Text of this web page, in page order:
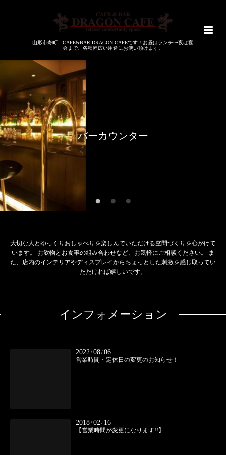
山形市寿町 CAFE&BAR DRAGON CAFEです！お昼はランチ〜夜は宴
会まで、各種幅広い用途にお使い頂けます。
バーカウンター
大切な人とゆっくりおしゃべりを楽しんでいただける空間づくりを心がけて
います。 お飲物とお食事の組み合わせなど、お気軽にご相談ください。 ま
た、店内のインテリアやディスプレイからちょっとした刺激を感じ取ってい
ただければ嬉しいです。
インフォメーション
2022 / 08 / 06
営業時間・定休日の変更のお知らせ！
2018 / 02 / 16
【営業時間が変更になります!!】